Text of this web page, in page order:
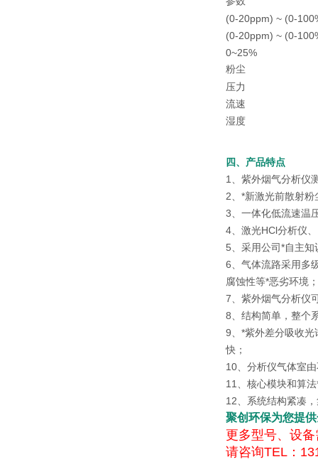
(0-20ppm) ~ (0-
(0-20ppm) ~ (0-
0~25%
粉尘
压力
流速
湿度
四、产品特点
1、紫外烟气分析仪
2、*新激光前散射
3、一体化低流速温
4、激光HCl分析仪
5、采用公司*自主
6、气体流路采用多
腐蚀性等*恶劣环境；
7、紫外烟气分析仪
8、结构简单，整个
9、*紫外差分吸收
快；
10、分析仪气体室
11、核心模块和算
12、系统结构紧凑
聚创环保为您提
更多型号、设
请咨询TEL：